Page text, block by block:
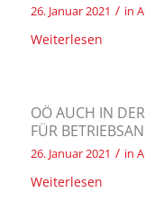
26. Januar 2021 / in
Weiterlesen
OÖ AUCH IN
FÜR
26. Januar 2021 / in
Weiterlesen